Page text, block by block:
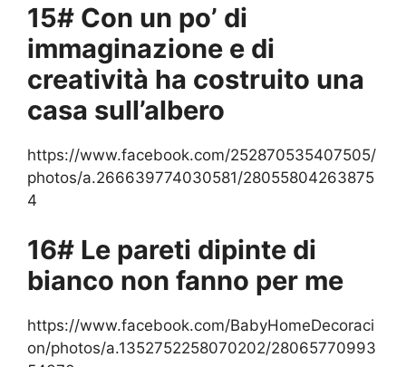
15# Con un po’ di
immaginazione e di
creatività ha costruito una
casa sull’albero
https://www.facebook.com/252870535407505/
photos/a.266639774030581/28055804263875
4
16# Le pareti dipinte di
bianco non fanno per me
https://www.facebook.com/BabyHomeDecoraci
on/photos/a.1352752258070202/28065770993